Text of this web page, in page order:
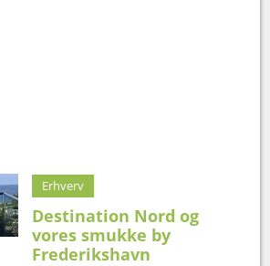
Erhverv
Destination Nord og
vores smukke by
Frederikshavn